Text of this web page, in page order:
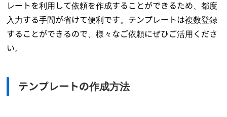
レートを利用して依頼を作成することができるため、都度
入力する手間が省けて便利です。テンプレートは複数登録
することができるので、様々なご依頼にぜひご活用くださ
い。
テンプレートの作成方法